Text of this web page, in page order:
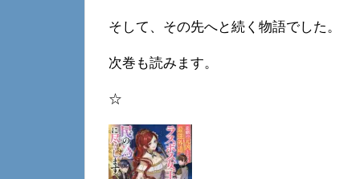
そして、その先へと続く物語でした。
次巻も読みます。
☆